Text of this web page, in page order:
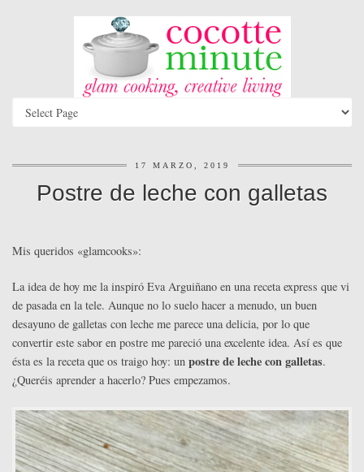
17 MARZO, 2019
Postre de leche con galletas
Mis queridos «glamcooks»:
La idea de hoy me la inspiró Eva Arguiñano en una receta express que vi
de pasada en la tele. Aunque no lo suelo hacer a menudo, un buen
desayuno de galletas con leche me parece una delicia, por lo que
convertir este sabor en postre me pareció una excelente idea. Así es que
ésta es la receta que os traigo hoy: un postre de leche con galletas.
¿Queréis aprender a hacerlo? Pues empezamos.